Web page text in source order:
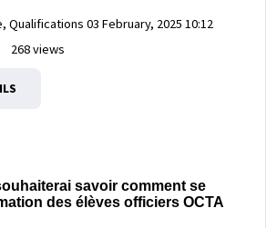
Qualifications 03 February, 2025 10:12
268 views
savoir comment se
des élèves officiers OCTA